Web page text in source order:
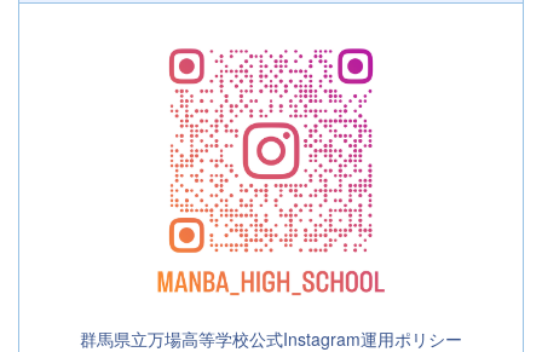
群馬県立万場高等学校公式Instagram運用ポリシー